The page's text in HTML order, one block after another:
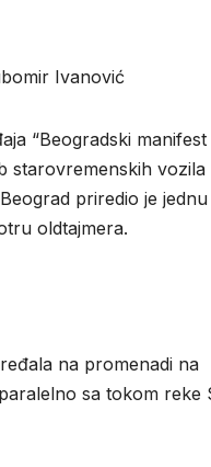
Ivanović
“Beogradski manifest
starovremenskih vozila
priredio je jednu
oldtajmera.
na promenadi na
sa tokom reke